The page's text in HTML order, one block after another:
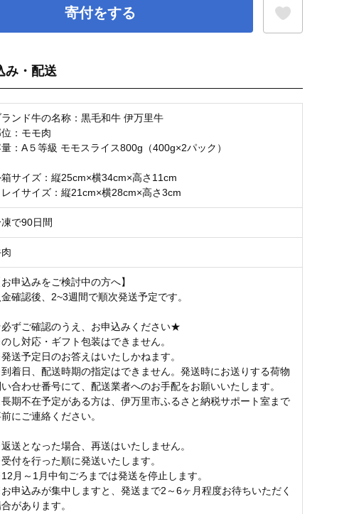
寄付をする
み・配送
ランド牛の名称：黒毛和牛 伊万里牛
：モモ肉
：A５等級 モモスライス800g（400g×2パック）
サイズ：縦25cm×横34cm×高さ11cm
レイサイズ：縦21cm×横28cm×高さ3cm
で90日間
お申込みをご検討中の方へ】
金確認後、2~3週間で順次発送予定です。
ずご確認のうえ、お申込みください★
し対応・ギフト包装はできません。
送予定日のお答えはいたしかねます。
着日、配送時期の指定はできません。発送時にお送りする荷物
い合わせ番号にて、配送業者へのお手配をお願いいたします。
期不在予定がある方は、伊万里市ふるさと納税サポート室まで
にご連絡ください。
送となった場合、再送はいたしません。
付を行った順に発送いたします。
月～1月中旬ごろまでは発送を停止します。
申込みが集中しますと、発送まで2～6ヶ月程度お待ちいただく
があります。